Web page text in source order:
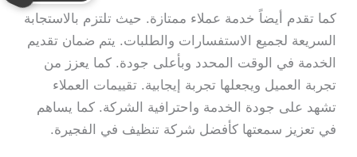
كما تقدم أيضاً خدمة عملاء ممتازة. حيث تلتزم بالاستجابة
السريعة لجميع الاستفسارات والطلبات. يتم ضمان تقديم
الخدمة في الوقت المحدد وبأعلى جودة. كما يعزز من
تجربة العميل ويجعلها تجربة إيجابية. تقييمات العملاء
تشهد على جودة الخدمة واحترافية الشركة. كما يساهم
في تعزيز سمعتها كأفضل شركة تنظيف في الفجيرة.